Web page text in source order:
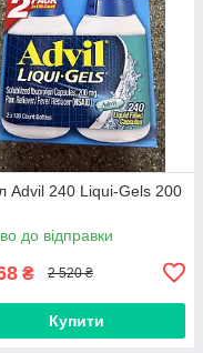
Advil 240 Liqui-Gels 200
до відправки
₴ 2 520 ₴
Купити